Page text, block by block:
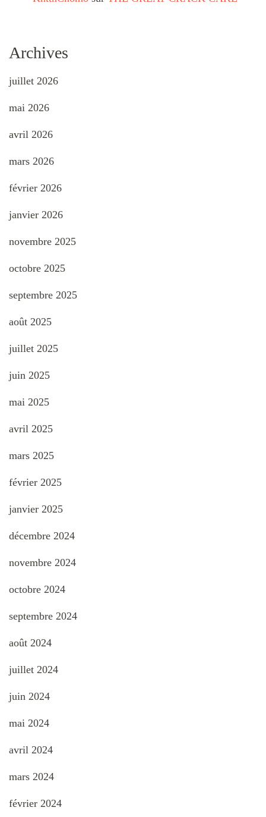
Archives
juillet 2026
mai 2026
avril 2026
mars 2026
février 2026
janvier 2026
novembre 2025
octobre 2025
septembre 2025
août 2025
juillet 2025
juin 2025
mai 2025
avril 2025
mars 2025
février 2025
janvier 2025
décembre 2024
novembre 2024
octobre 2024
septembre 2024
août 2024
juillet 2024
juin 2024
mai 2024
avril 2024
mars 2024
février 2024